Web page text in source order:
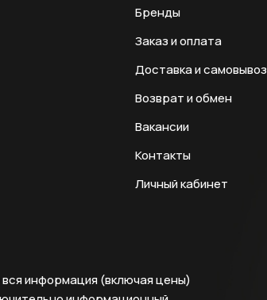
Бренды
Заказ и оплата
Доставка и самовывоз
Возврат и обмен
Вакансии
Контакты
Личный кабинет
информация (включая цены)